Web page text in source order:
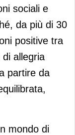
sociali e
da più di 30
positive tra
allegria
partire da
mondo di